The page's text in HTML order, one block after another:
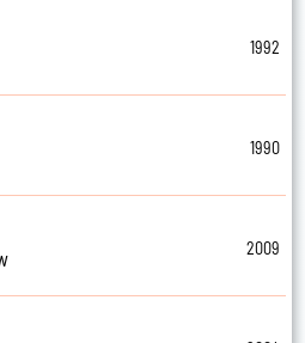
1992
1990
2009